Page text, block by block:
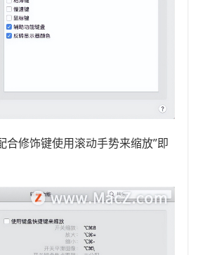
合修饰键使用滚动手势来缩放”即